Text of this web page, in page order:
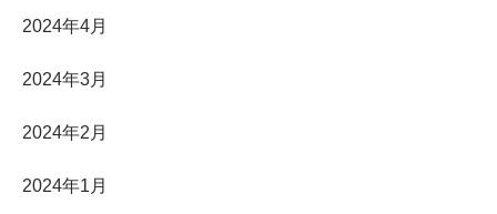
2024年4月
2024年3月
2024年2月
2024年1月